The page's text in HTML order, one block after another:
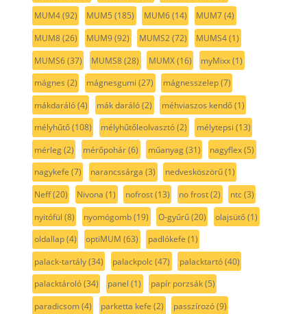
MUM4(92) MUM5 (185) MUM6(14) MUM7(4)
MUM8(26) MUM9(92) MUMS2(72) MUMS4(1)
MUMS6(37) MUMS8(28) MUMX(16) myMixx(1)
mágnes (2) mágnesgumi (27) mágnesszelep(7)
mákdaráló(4) mák daráló(2) méhviaszos kendő(1)
mélyhűtő(108) mélyhűtőleolvasztó(2) mélytepsi (13)
mérleg(2) mérőpohár(6) műanyag(31) nagyflex(5)
nagykefe (7) narancssárga (3) nedvesköszörű(1)
Neff(20) Nivona (1) nofrost(13) no frost(2) ntc(3)
nyitófül (8) nyomógomb(19) O-gyűrű(20) olajsütő(1)
oldallap(4) optiMUM (63) padlókefe (1)
palack-tartály(34) palackpolc(47) palacktartó(40)
palacktároló(34) panel (1) papír porzsák(5)
paradicsom(4) parketta kefe (2) passzírozó(9)